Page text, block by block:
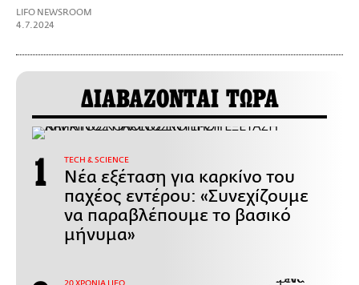
LIFO NEWSROOM
4.7.2024
ΔΙΑΒΑΖΟΝΤΑΙ ΤΩΡΑ
ΤECH & SCIENCE
Νέα εξέταση για καρκίνο του
παχέος εντέρου: «Συνεχίζουμε
να παραβλέπουμε το βασικό
μήνυμα»